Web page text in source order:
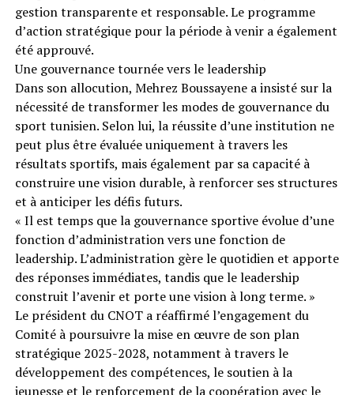
gestion transparente et responsable. Le programme
d’action stratégique pour la période à venir a également
été approuvé.
Une gouvernance tournée vers le leadership
Dans son allocution, Mehrez Boussayene a insisté sur la
nécessité de transformer les modes de gouvernance du
sport tunisien. Selon lui, la réussite d’une institution ne
peut plus être évaluée uniquement à travers les
résultats sportifs, mais également par sa capacité à
construire une vision durable, à renforcer ses structures
et à anticiper les défis futurs.
« Il est temps que la gouvernance sportive évolue d’une
fonction d’administration vers une fonction de
leadership. L’administration gère le quotidien et apporte
des réponses immédiates, tandis que le leadership
construit l’avenir et porte une vision à long terme. »
Le président du CNOT a réaffirmé l’engagement du
Comité à poursuivre la mise en œuvre de son plan
stratégique 2025-2028, notamment à travers le
développement des compétences, le soutien à la
jeunesse et le renforcement de la coopération avec le